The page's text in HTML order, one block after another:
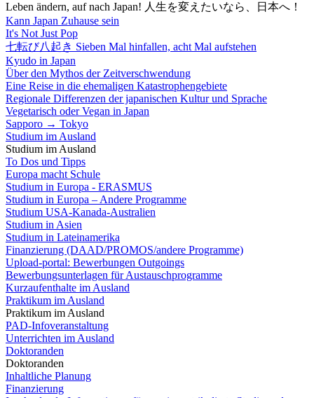
Leben ändern, auf nach Japan! 人生を変えたいなら、日本へ！
Kann Japan Zuhause sein
It's Not Just Pop
七転び八起き Sieben Mal hinfallen, acht Mal aufstehen
Kyudo in Japan
Über den Mythos der Zeitverschwendung
Eine Reise in die ehemaligen Katastrophengebiete
Regionale Differenzen der japanischen Kultur und Sprache
Vegetarisch oder Vegan in Japan
Sapporo → Tokyo
Studium im Ausland
Studium im Ausland
To Dos und Tipps
Europa macht Schule
Studium in Europa - ERASMUS
Studium in Europa – Andere Programme
Studium USA-Kanada-Australien
Studium in Asien
Studium in Lateinamerika
Finanzierung (DAAD/PROMOS/andere Programme)
Upload-portal: Bewerbungen Outgoings
Bewerbungsunterlagen für Austauschprogramme
Kurzaufenthalte im Ausland
Praktikum im Ausland
Praktikum im Ausland
PAD-Infoveranstaltung
Unterrichten im Ausland
Doktoranden
Doktoranden
Inhaltliche Planung
Finanzierung